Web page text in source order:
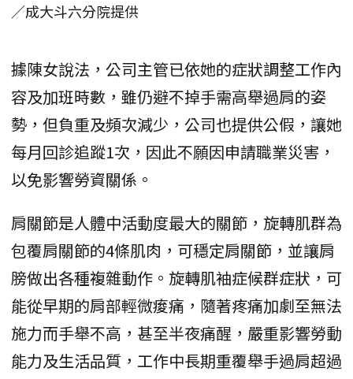
／成大斗六分院提供
據陳女說法，公司主管已依她的症狀調整工作內
容及加班時數，雖仍避不掉手需高舉過肩的姿
勢，但負重及頻次減少，公司也提供公假，讓她
每月回診追蹤1次，因此不願因申請職業災害，
以免影響勞資關係。
肩關節是人體中活動度最大的關節，旋轉肌群為
包覆肩關節的4條肌肉，可穩定肩關節，並讓肩
膀做出各種複雜動作。旋轉肌袖症候群症狀，可
能從早期的肩部輕微痠痛，隨著疼痛加劇至無法
施力而手舉不高，甚至半夜痛醒，嚴重影響勞動
能力及生活品質，工作中長期重覆舉手過肩超過